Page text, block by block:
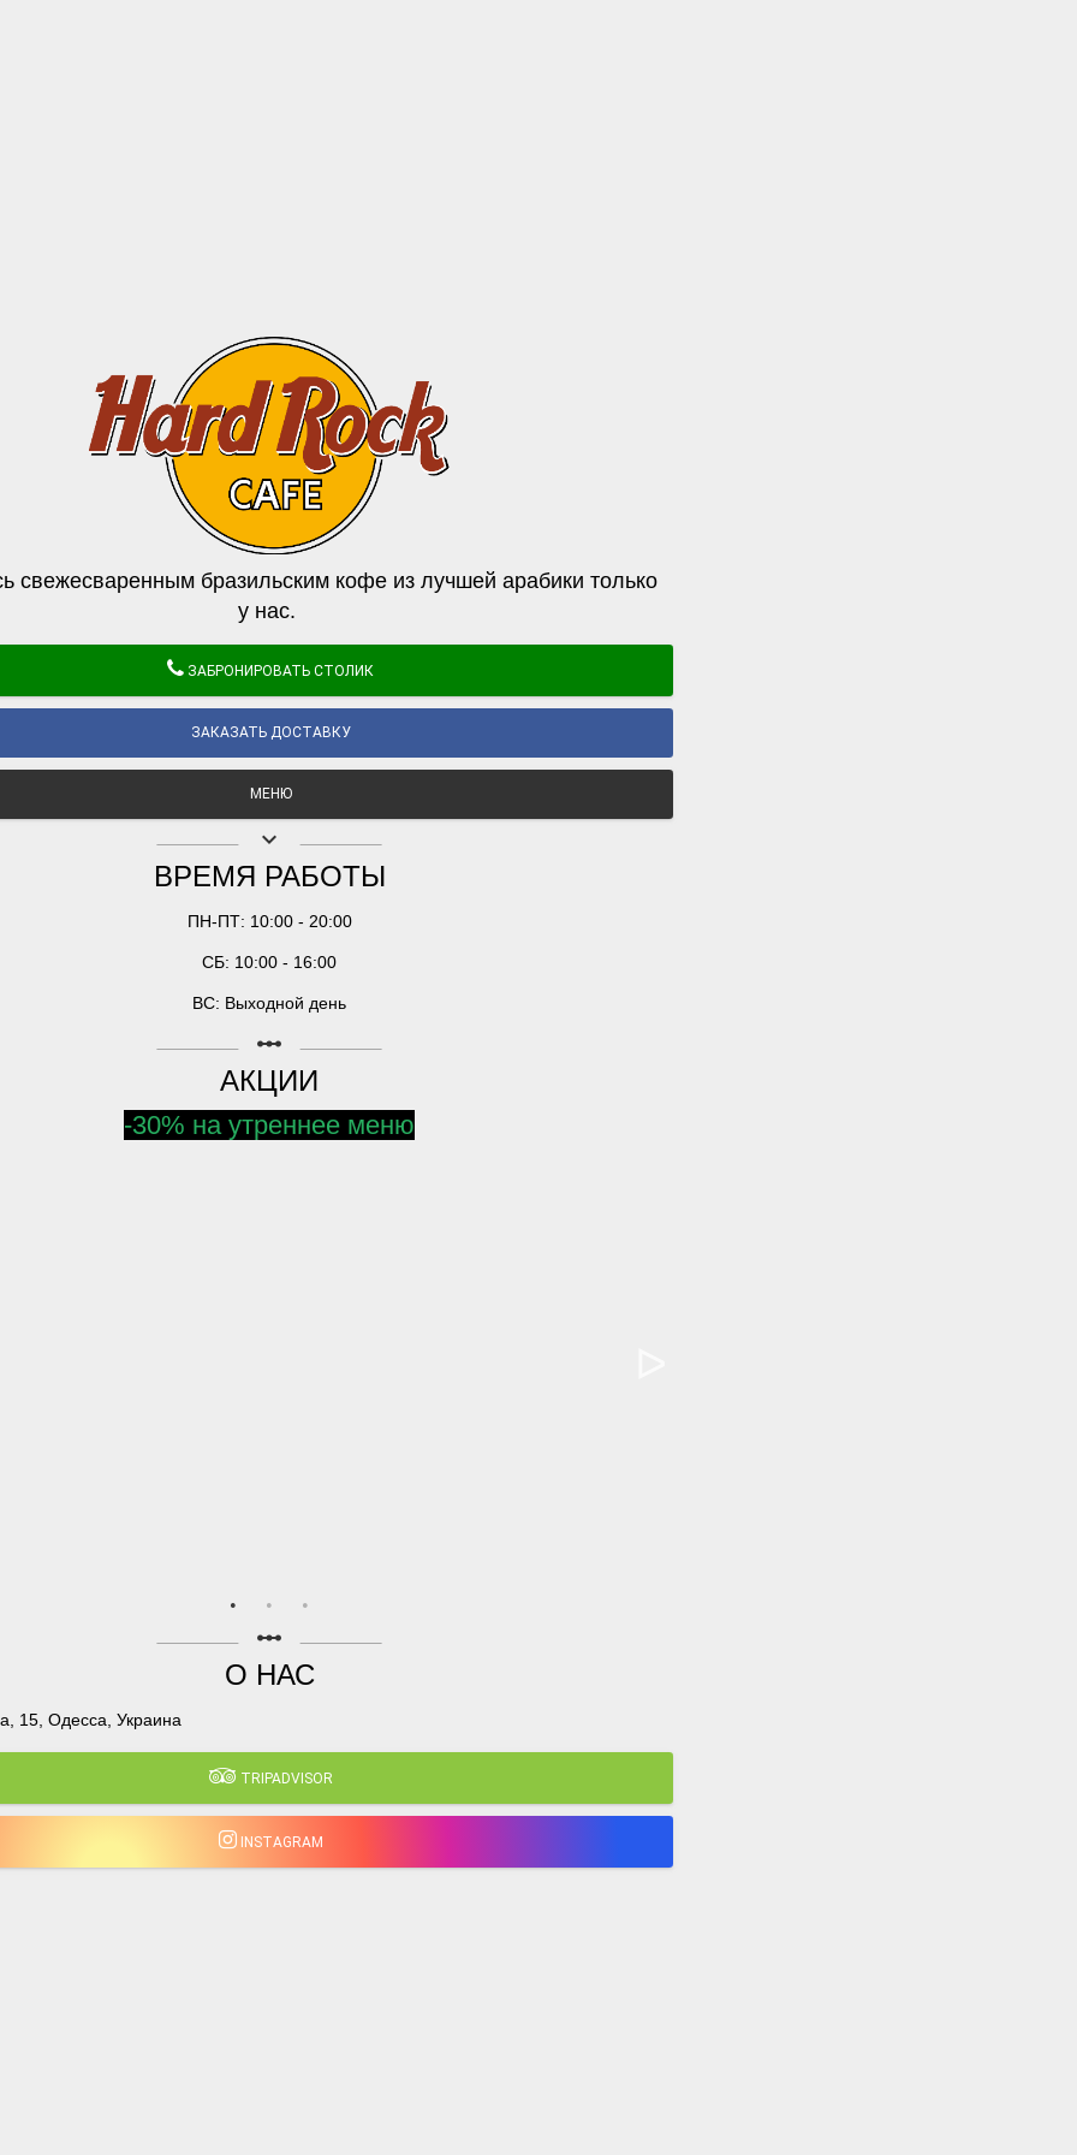
свежесваренным бразильским кофе из лучшей арабики только
у нас.
ЗАБРОНИРОВАТЬ СТОЛИК
ЗАКАЗАТЬ ДОСТАВКУ
МЕНЮ
keyboard_arrow_down
ВРЕМЯ РАБОТЫ
ПН-ПТ: 10:00 - 20:00
СБ: 10:00 - 16:00
ВС: Выходной день
linear_scale
АКЦИИ
-30% на утреннее меню
linear_scale
О НАС
15, Одесса, Украина
TRIPADVISOR
INSTAGRAM